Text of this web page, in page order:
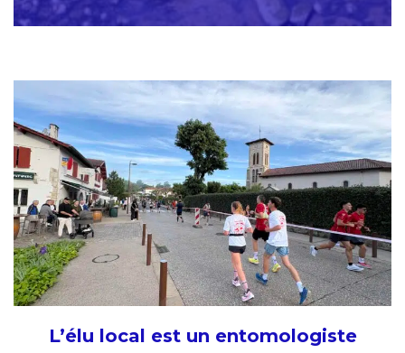
L’élu local est un entomologiste